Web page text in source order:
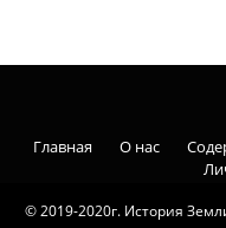
© 2019-2020г. История
Главная О нас